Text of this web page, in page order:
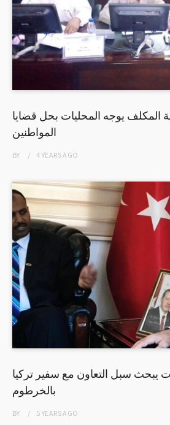
المكلف يوجه المحليات بحل قضايا
المواطنين
BY 4 YEARSAGO
يبحث سبل التعاون مع سفير تركيا
بالخرطوم
BY 5 YEARSAGO